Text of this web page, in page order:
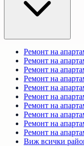
Ремонт на
Ремонт на
Ремонт на
Ремонт на
Ремонт на
Ремонт на
Ремонт на
Ремонт на
Ремонт на
Ремонт на
Виж всички